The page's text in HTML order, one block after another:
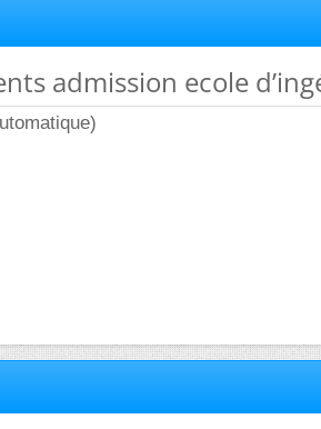
admission ecole